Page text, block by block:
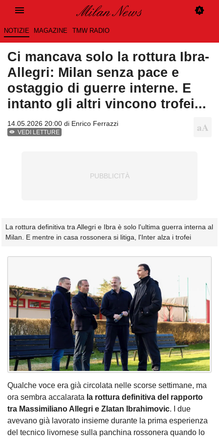
NOTIZIE MAGAZINE TMW RADIO
Ci mancava solo la rottura Ibra-
Allegri: Milan senza pace e
ostaggio di guerre interne. E
intanto gli altri vincono trofei...
14.05.2026 20:00 di Enrico Ferrazzi
VEDI LETTURE
La rottura definitiva tra Allegri e Ibra è solo l'ultima guerra interna al
Milan. E mentre in casa rossonera si litiga, l'Inter alza i trofei
Qualche voce era già circolata nelle scorse settimane, ma
ora sembra accalarata la rottura definitiva del rapporto
tra Massimiliano Allegri e Zlatan Ibrahimovic. I due
avevano già lavorato insieme durante la prima esperienza
del tecnico livornese sulla panchina rossonera quando lo